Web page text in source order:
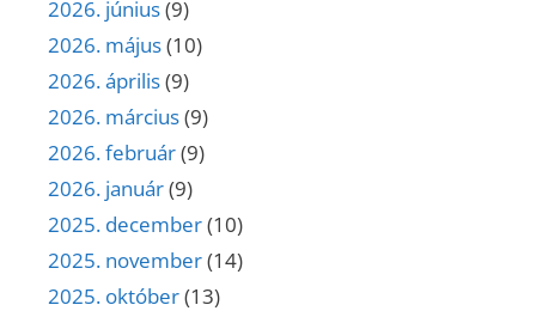
2026. június(9)
2026. május(10)
2026. április(9)
2026. március(9)
2026. február(9)
2026. január(9)
2025. december(10)
2025. november(14)
2025. október(13)